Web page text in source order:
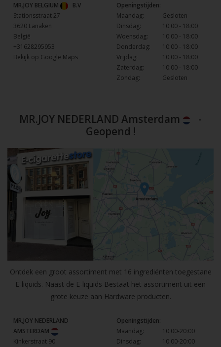
MR.JOY BELGIUM
B.V
Stationsstraat 27
3620 Lanaken
België
+31628295953
Bekijk op Google Maps
Openingstijden:
Maandag:
Gesloten
Dinsdag:
10:00 - 18:00
Woensdag:
10:00 - 18:00
Donderdag:
10:00 - 18:00
Vrijdag:
10:00 - 18:00
Zaterdag:
10:00 - 18:00
Zondag:
Gesloten
MR.JOY NEDERLAND Amsterdam
-
Geopend !
Ontdek een groot assortiment met 16 ingrediënten toegestane
E-liquids. Naast de E-liquids Bestaat het assortiment uit een
grote keuze aan Hardware producten.
MR.JOY NEDERLAND
AMSTERDAM
Kinkerstraat 90
Openingstijden:
Maandag:
10:00-20:00
Dinsdag:
10:00-20:00